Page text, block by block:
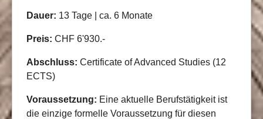
Dauer: 13 Tage | ca. 6 Monate
Preis: CHF 6'930.-
Abschluss: Certificate of Advanced Studies (12
ECTS)
Voraussetzung: Eine aktuelle Berufstätigkeit ist
die einzige formelle Voraussetzung für diesen